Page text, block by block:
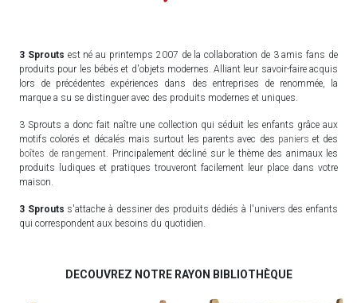
3 Sprouts est né au printemps 2007 de la collaboration de 3 amis fans de
produits pour les bébés et d'objets modernes. Alliant leur savoir-faire acquis
lors de précédentes expériences dans des entreprises de renommée, la
marque a su se distinguer avec des produits modernes et uniques.
3 Sprouts a donc fait naître une collection qui séduit les enfants grâce aux
motifs colorés et décalés mais surtout les parents avec des paniers et des
boîtes de rangement . Principalement décliné sur le thème des animaux les
produits ludiques et pratiques trouveront facilement leur place dans votre
maison.
3 Sprouts s'attache à dessiner des produits dédiés à l'univers des enfants
qui correspondent aux besoins du quotidien.
DECOUVREZ NOTRE RAYON BIBLIOTHÈQUE